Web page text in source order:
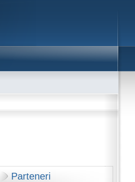
Parteneri